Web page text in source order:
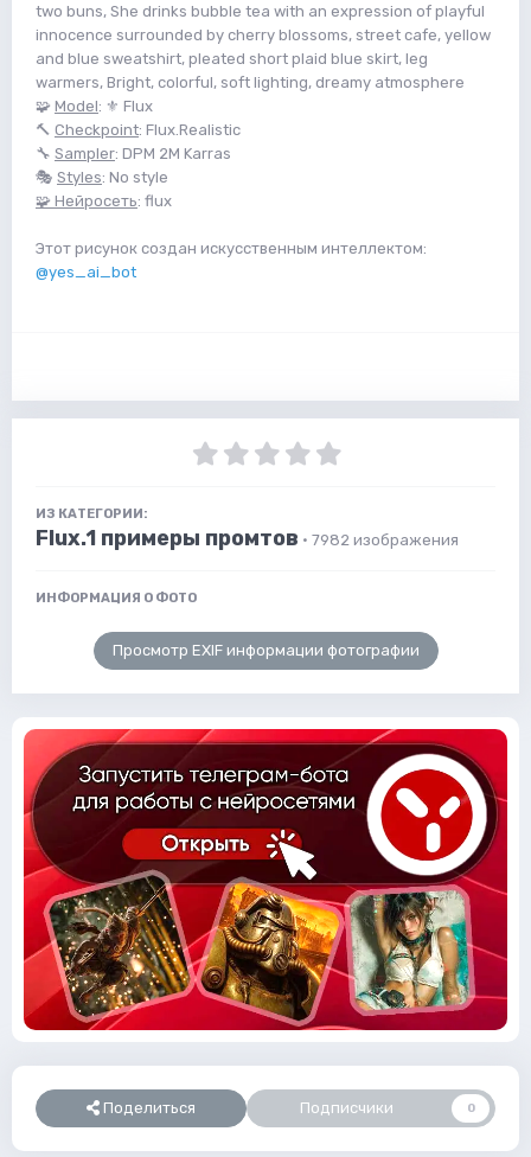
two buns, She drinks bubble tea with an expression of playful
innocence surrounded by cherry blossoms, street cafe, yellow
and blue sweatshirt, pleated short plaid blue skirt, leg
warmers, Bright, colorful, soft lighting, dreamy atmosphere
🧩 Model: ⚜️ Flux
🔨 Checkpoint: Flux.Realistic
🔧 Sampler: DPM 2M Karras
🎭 Styles: No style
🧩 Нейросеть: flux
Этот рисунок создан искусственным интеллектом:
@yes_ai_bot
ИЗ КАТЕГОРИИ:
Flux.1 примеры промтов · 7982 изображения
ИНФОРМАЦИЯ О ФОТО
Просмотр EXIF информации фотографии
Поделиться Подписчики 0